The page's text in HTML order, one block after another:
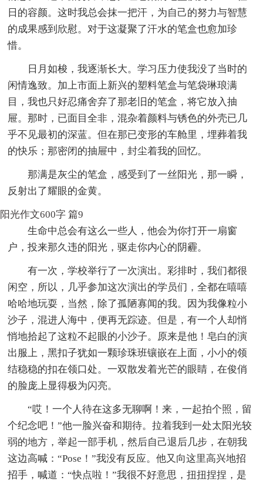
日的容颜。这时我总会抹一把汗，为自己的努力与智慧
的成果感到欣慰。对于这凝聚了汗水的笔盒也愈加珍
惜。
日月如梭，我逐渐长大。学习压力使我没了当时的
闲情逸致。加上市面上新兴的塑料笔盒与笔袋琳琅满
目，我也只好忍痛舍弃了那老旧的笔盒，将它放入抽
屉。那时，已面目全非，混杂着颜料与锈色的外壳已几
乎不见最初的深蓝。但在那已变形的车舱里，埋葬着我
的快乐；那密闭的抽屉中，封尘着我的回忆。
那满是灰尘的笔盒，感受到了一丝阳光，那一瞬，
反射出了耀眼的金黄。
阳光作文600字 篇9
生命中总会有这么一些人，他会为你打开一扇窗
户，投来那久违的阳光，驱走你内心的阴霾。
有一次，学校举行了一次演出。彩排时，我们都很
闲空，所以，几乎参加这次演出的学员们，全都在嘻嘻
哈哈地玩耍，当然，除了孤陋寡闻的我。因为我像粒小
沙子，混进人海中，便再无踪迹。但是，有一个人却悄
悄地拾起了这粒不起眼的小沙子。原来是他！皂白的演
出服上，黑扣子犹如一颗珍珠班镶嵌在上面，小小的领
结稳稳的扣在领口处。一双散发着光芒的眼睛，在俊俏
的脸庞上显得极为闪亮。
“哎！一个人待在这多无聊啊！来，一起拍个照，留
个纪念吧！”他一脸兴奋和期待。拉着我到一处太阳光较
弱的地方，举起一部手机，然后自己退后几步，在朝我
这边高喊：“Pose！”我没有反应。他又向这里高兴地招
招手，喊道：“快点啦！”我很不好意思，扭扭捏捏，是